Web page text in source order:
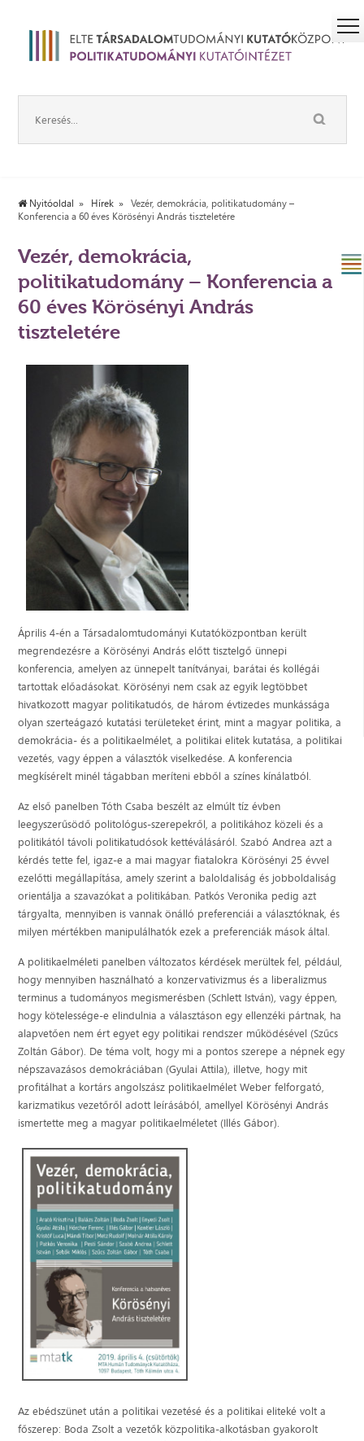
Nyitóoldal Hírek
Vezér, demokrácia, politikatudomány –
Konferencia a 60 éves Körösényi András tiszteletére
Vezér, demokrácia,
politikatudomány – Konferencia a
60 éves Körösényi András
tiszteletére
Április 4-én a Társadalomtudományi Kutatóközpontban került
megrendezésre a Körösényi András előtt tisztelgő ünnepi
konferencia, amelyen az ünnepelt tanítványai, barátai és kollégái
tartottak előadásokat. Körösényi nem csak az egyik legtöbbet
hivatkozott magyar politikatudós, de három évtizedes munkássága
olyan szerteágazó kutatási területeket érint, mint a magyar politika, a
demokrácia- és a politikaelmélet, a politikai elitek kutatása, a politikai
vezetés, vagy éppen a választók viselkedése. A konferencia
megkísérelt minél tágabban meríteni ebből a színes kínálatból.
Az első panelben Tóth Csaba beszélt az elmúlt tíz évben
leegyszerűsödő politológus-szerepekről, a politikához közeli és a
politikától távoli politikatudósok kettéválásáról. Szabó Andrea azt a
kérdés tette fel, igaz-e a mai magyar fiatalokra Körösényi 25 évvel
ezelőtti megállapítása, amely szerint a baloldaliság és jobboldaliság
orientálja a szavazókat a politikában. Patkós Veronika pedig azt
tárgyalta, mennyiben is vannak önálló preferenciái a választóknak, és
milyen mértékben manipulálhatók ezek a preferenciák mások által.
A politikaelméleti panelben változatos kérdések merültek fel, például,
hogy mennyiben használható a konzervativizmus és a liberalizmus
terminus a tudományos megismerésben (Schlett István), vagy éppen,
hogy kötelessége-e elindulnia a választáson egy ellenzéki pártnak, ha
alapvetően nem ért egyet egy politikai rendszer működésével (Szűcs
Zoltán Gábor). De téma volt, hogy mi a pontos szerepe a népnek egy
népszavazásos demokráciában (Gyulai Attila), illetve, hogy mit
profitálhat a kortárs angolszász politikaelmélet Weber felforgató,
karizmatikus vezetőről adott leírásából, amellyel Körösényi András
ismertette meg a magyar politikaelméletet (Illés Gábor).
Az ebédszünet után a politikai vezetésé és a politikai eliteké volt a
főszerep: Boda Zsolt a vezetők közpolitika-alkotásban gyakorolt